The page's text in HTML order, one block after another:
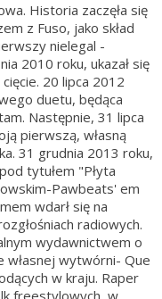
Historia zaczęła się
z Fuso, jako skład
nielegal -
2010 roku, ukazał się
20 lipca 2012
duetu, będąca
Następnie, 31 lipca
pierwszą, własną
31 grudnia 2013 roku,
tytułem "Płyta
Pawbeats' em
wdarł się na
radiowych.
wydawnictwem o
własnej wytwórni- Que
w kraju. Raper